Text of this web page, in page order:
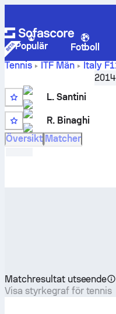
Populär Fotboll
Tennis
ITF Män
Italy
Liveresultat och H2H-
Roberto Binaghi
L. Santini
R. Binaghi
Översikt Matcher
Matchresultat utseende
Visa styrkegraf för tennis